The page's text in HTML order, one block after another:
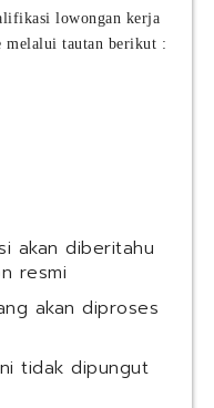
lowongan kerja
melalui tautan berikut :
akan diberitahu
resmi
akan diproses
tidak dipungut